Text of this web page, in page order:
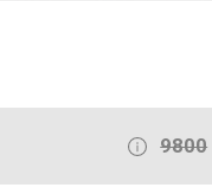
9800